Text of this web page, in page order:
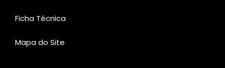
Ficha Técnica
Mapa do Site